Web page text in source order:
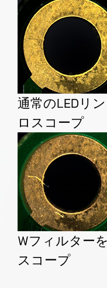
通常のLEDリ
ロスコープ
Wフィルター
スコープ